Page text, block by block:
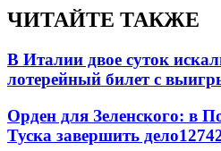
ЧИТАЙТЕ ТАКЖЕ
В Италии двое суток
лотерейный билет с
Орден для Зеленского: в
Туска завершить дело